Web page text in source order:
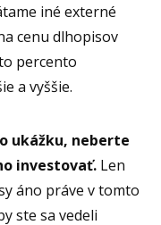
iné externé
cenu dlhopisov
percento
a vyššie.
ukážku, neberte
investovať. Len
áno práve v tomto
ste sa vedeli